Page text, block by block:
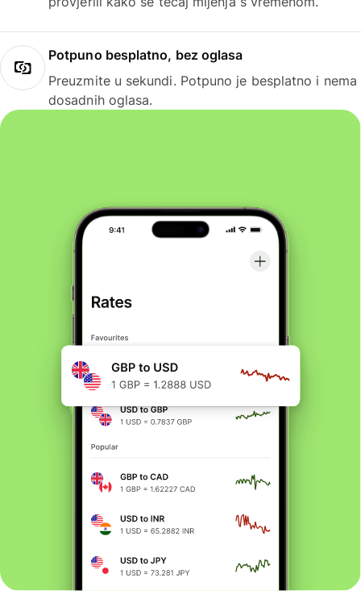
Potpuno besplatno, bez oglasa
Preuzmite u sekundi. Potpuno je besplatno i nema
dosadnih oglasa.